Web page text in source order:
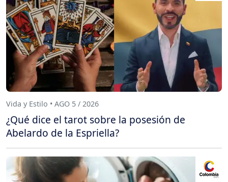
Vida y Estilo • AGO 5 / 2026
¿Qué dice el tarot sobre la posesión de
Abelardo de la Espriella?